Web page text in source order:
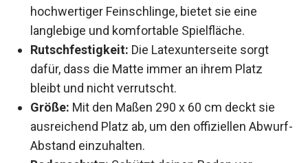
langlebige und komfortable Spielfläche.
Rutschfestigkeit:Die Latexunterseite sorgt
dafür, dass die Matte immer an ihrem Platz
bleibt und nicht verrutscht.
Größe:Mit den Maßen 290 x 60 cm deckt sie
ausreichend Platz ab, um den offiziellen
Abwurf-Abstand einzuhalten.
Bodenschutz:Schützt deinen Boden vor